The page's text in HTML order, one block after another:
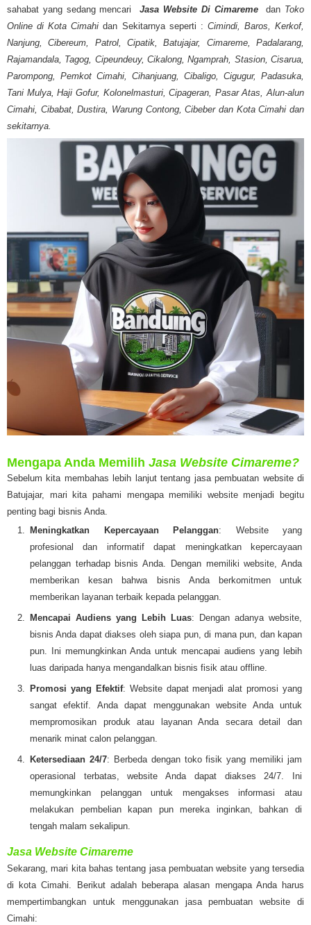
sahabat yang sedang mencari Jasa Website Di Cimareme dan Toko
Online di Kota Cimahidan Sekitarnya seperti : Cimindi, Baros, Kerkof,
Nanjung, Cibereum, Patrol, Cipatik, Batujajar, Cimareme, Padalarang,
Rajamandala, Tagog, Cipeundeuy, Cikalong, Ngamprah, Stasion, Cisarua,
Parompong, Pemkot Cimahi, Cihanjuang, Cibaligo, Cigugur, Padasuka,
Tani Mulya, Haji Gofur, Kolonelmasturi, Cipageran, Pasar Atas, Alun-alun
Cimahi, Cibabat, Dustira, Warung Contong, Cibeber dan Kota Cimahi dan
sekitarnya.
Mengapa Anda Memilih Jasa Website Cimareme?
Sebelum kita membahas lebih lanjut tentang jasa pembuatan website di
Batujajar, mari kita pahami mengapa memiliki website menjadi begitu
penting bagi bisnis Anda.
Meningkatkan Kepercayaan Pelanggan: Website yang
profesional dan informatif dapat meningkatkan kepercayaan
pelanggan terhadap bisnis Anda. Dengan memiliki website, Anda
memberikan kesan bahwa bisnis Anda berkomitmen untuk
memberikan layanan terbaik kepada pelanggan.
Mencapai Audiens yang Lebih Luas: Dengan adanya website,
bisnis Anda dapat diakses oleh siapa pun, di mana pun, dan kapan
pun. Ini memungkinkan Anda untuk mencapai audiens yang lebih
luas daripada hanya mengandalkan bisnis fisik atau offline.
Promosi yang Efektif: Website dapat menjadi alat promosi yang
sangat efektif. Anda dapat menggunakan website Anda untuk
mempromosikan produk atau layanan Anda secara detail dan
menarik minat calon pelanggan.
Ketersediaan 24/7: Berbeda dengan toko fisik yang memiliki jam
operasional terbatas, website Anda dapat diakses 24/7. Ini
memungkinkan pelanggan untuk mengakses informasi atau
melakukan pembelian kapan pun mereka inginkan, bahkan di
tengah malam sekalipun.
Jasa Website Cimareme
Sekarang, mari kita bahas tentang jasa pembuatan website yang tersedia
di kota Cimahi. Berikut adalah beberapa alasan mengapa Anda harus
mempertimbangkan untuk menggunakan jasa pembuatan website di
Cimahi: